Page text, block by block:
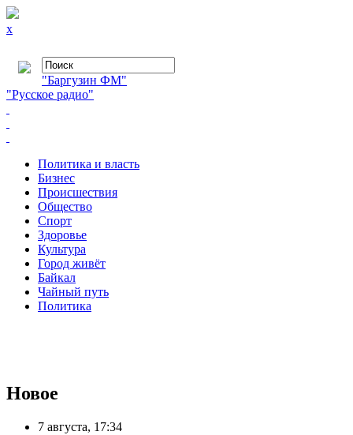
x
"Баргузин ФМ"
"Русское радио"
Политика и власть
Бизнес
Происшествия
Общество
Cпорт
Здоровье
Культура
Город живёт
Байкал
Чайный путь
Политика
Новое
7 августа, 17:34